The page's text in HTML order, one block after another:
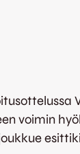
voimin